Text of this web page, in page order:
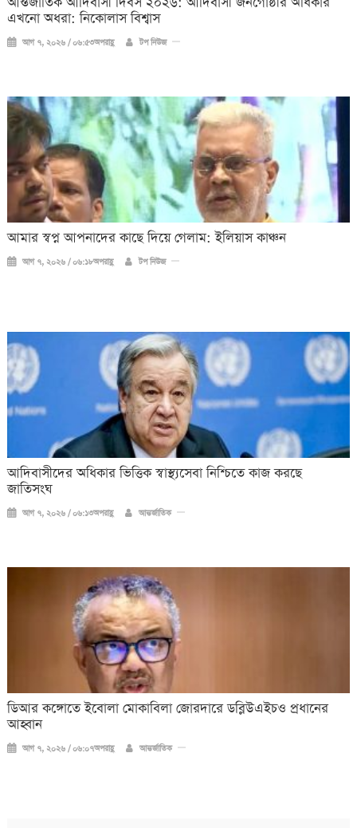
এখনো অধরা: নিকোলাস বিশ্বাস
আগ ৭, ২০২৬ / ০৬:৫৩অপরাহ্ণ টপ নিউজ
আমার স্বপ্ন আপনাদের কাছে দিয়ে গেলাম: ইলিয়াস কাঞ্চন
আগ ৭, ২০২৬ / ০৬:১৮অপরাহ্ণ টপ নিউজ
আদিবাসীদের অধিকার ভিত্তিক স্বাস্থ্যসেবা নিশ্চিতে কাজ করছে
জাতিসংঘ
আগ ৭, ২০২৬ / ০৬:১৩অপরাহ্ণ আন্তর্জাতিক
ডিআর কঙ্গোতে ইবোলা মোকাবিলা জোরদারে ডব্লিউএইচও প্রধানের
আহ্বান
আগ ৭, ২০২৬ / ০৬:০৭অপরাহ্ণ আন্তর্জাতিক